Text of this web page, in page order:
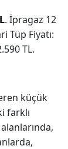
. İpragaz 12
Tüp Fiyatı:
TL.
küçük
farklı